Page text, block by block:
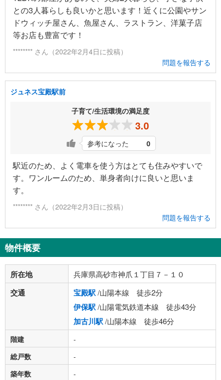
との3人暮らしも良いかと思います！近くに公園やサン
ドウィッチ屋さん、魚屋さん、ラストラン、洋菓子店
等お店も豊富です！
******** さん（2022年2月4日に投稿）
問題を報告する
ジュネス宝殿駅前
子育て/生活環境の満足度
3.0
参考になった 0
駅近のため、よく電車を使う方はとても住みやすいで
す。ワンルームのため、単身者向けに良いと思いま
す。
******** さん（2022年2月3日に投稿）
問題を報告する
物件概要
所在地 兵庫県高砂市神爪１丁目７－１０
交通 宝殿駅/山陽本線 徒歩2分
伊保駅/山陽電気鉄道本線 徒歩43分
加古川駅/山陽本線 徒歩46分
階建
-
総戸数
-
築年数
-